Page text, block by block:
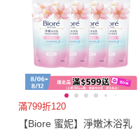
滿799折120
【Biore 蜜妮】淨嫩沐浴乳